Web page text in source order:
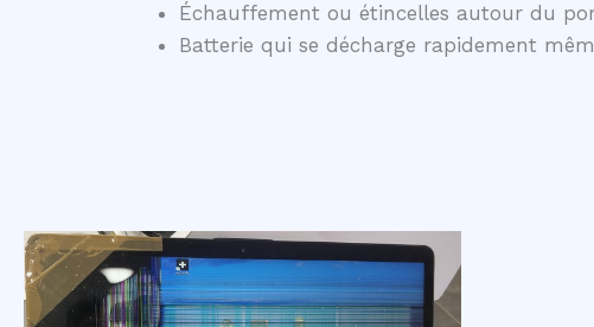
Échauffement ou étincelles autour du
Batterie qui se décharge rapidement